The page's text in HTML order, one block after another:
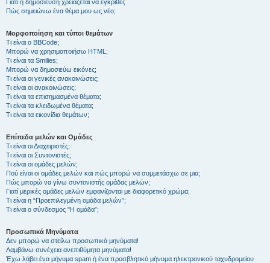
Γιατί η δημοσίευση χρειάζεται να εγκριθεί;
Πώς σημειώνω ένα θέμα μου ως νέο;
Μορφοποίηση και τύποι θεμάτων
Τι είναι ο BBCode;
Μπορώ να χρησιμοποιήσω HTML;
Τι είναι τα Smilies;
Μπορώ να δημοσιεύω εικόνες;
Τι είναι οι γενικές ανακοινώσεις;
Τι είναι οι ανακοινώσεις;
Τι είναι τα επισημασμένα θέματα;
Τι είναι τα κλειδωμένα θέματα;
Τι είναι τα εικονίδια θεμάτων;
Επίπεδα μελών και Ομάδες
Τι είναι οι Διαχειριστές;
Τι είναι οι Συντονιστές;
Τι είναι οι ομάδες μελών;
Πού είναι οι ομάδες μελών και πώς μπορώ να συμμετάσχω σε μια;
Πώς μπορώ να γίνω συντονιστής ομάδας μελών;
Γιατί μερικές ομάδες μελών εμφανίζονται με διαφορετικό χρώμα;
Τι είναι η “Προεπιλεγμένη ομάδα μελών”;
Τι είναι ο σύνδεσμος "Η ομάδα”;
Προσωπικά Μηνύματα
Δεν μπορώ να στείλω προσωπικά μηνύματα!
Λαμβάνω συνέχεια ανεπιθύμητα μηνύματα!
Έχω λάβει ένα μήνυμα spam ή ένα προσβλητικό μήνυμα ηλεκτρονικού ταχυδρομείου